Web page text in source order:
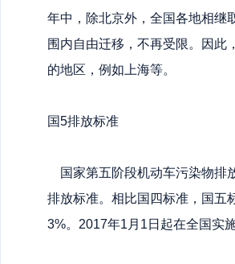
年中，除北京外，全国各地相继
围内自由迁移，不再受限。因此
的地区，例如上海等。
国5排放标准
国家第五阶段机动车污染物排
排放标准。相比国四标准，国五
3%。2017年1月1日起在全国实